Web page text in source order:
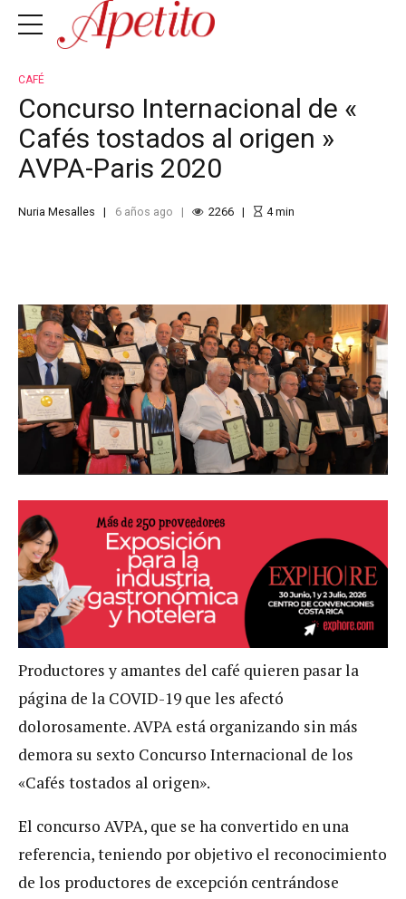
CAFÉ
Concurso Internacional de «
Cafés tostados al origen »
AVPA-Paris 2020
Nuria Mesalles 6 años ago 2266 4min
Productores y amantes del café quieren pasar la
página de la COVID-19 que les afectó
dolorosamente. AVPA está organizando sin más
demora su sexto Concurso Internacional de los
«Cafés tostados al origen».
El concurso AVPA, que se ha convertido en una
referencia, teniendo por objetivo el reconocimiento
de los productores de excepción centrándose